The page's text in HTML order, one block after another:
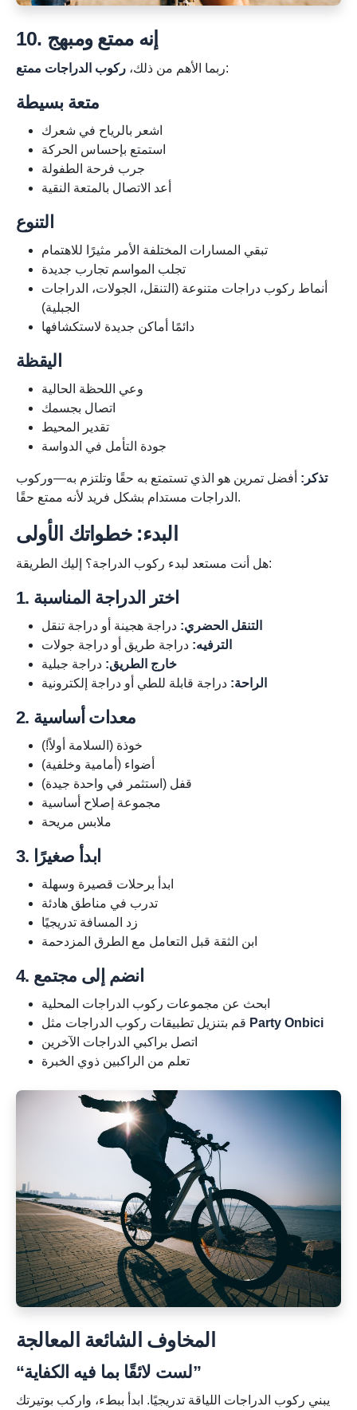
10. إنه ممتع ومبهج
ربما الأهم من ذلك، ركوب الدراجات ممتع :
متعة بسيطة
اشعر بالرياح في شعرك
استمتع بإحساس الحركة
جرب فرحة الطفولة
أعد الاتصال بالمتعة النقية
التنوع
تبقي المسارات المختلفة الأمر مثيرًا للاهتمام
تجلب المواسم تجارب جديدة
أنماط ركوب دراجات متنوعة (التنقل، الجولات، الدراجات
الجبلية)
دائمًا أماكن جديدة لاستكشافها
اليقظة
وعي اللحظة الحالية
اتصال بجسمك
تقدير المحيط
جودة التأمل في الدواسة
تذكر: أفضل تمرين هو الذي تستمتع به حقًا وتلتزم به—وركوب
الدراجات مستدام بشكل فريد لأنه ممتع حقًا.
البدء: خطواتك الأولى
هل أنت مستعد لبدء ركوب الدراجة؟ إليك الطريقة:
1. اختر الدراجة المناسبة
التنقل الحضري: دراجة هجينة أو دراجة تنقل
الترفيه: دراجة طريق أو دراجة جولات
خارج الطريق: دراجة جبلية
الراحة: دراجة قابلة للطي أو دراجة إلكترونية
2. معدات أساسية
خوذة (السلامة أولاً!)
أضواء (أمامية وخلفية)
قفل (استثمر في واحدة جيدة)
مجموعة إصلاح أساسية
ملابس مريحة
3. ابدأ صغيرًا
ابدأ برحلات قصيرة وسهلة
تدرب في مناطق هادئة
زد المسافة تدريجيًا
ابن الثقة قبل التعامل مع الطرق المزدحمة
4. انضم إلى مجتمع
ابحث عن مجموعات ركوب الدراجات المحلية
Party Onbici
اتصل براكبي الدراجات الآخرين
تعلم من الراكبين ذوي الخبرة
المخاوف الشائعة المعالجة
“لست لائقًا بما فيه الكفاية”
يبني ركوب الدراجات اللياقة تدريجيًا. ابدأ ببطء، واركب بوتيرتك